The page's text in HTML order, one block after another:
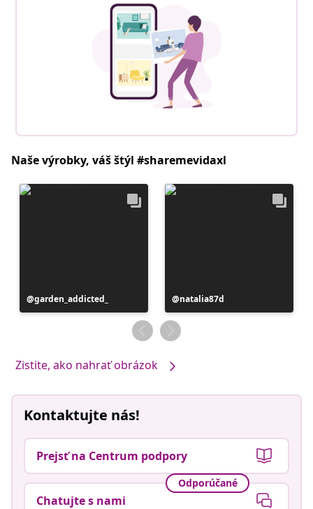
Naše výrobky, váš štýl #sharemevidaxl
Príspevok
zverejnil
garden_addicted_
Príspevok
zverejnil
natalia87d
Zistite, ako nahrať obrázok
Kontaktujte nás!
Prejsť na Centrum podpory
Odporúčané
Chatujte s nami